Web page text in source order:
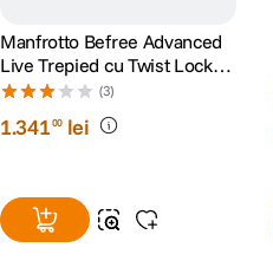
Manfrotto Befree Advanced
Live Trepied cu Twist Locks
si Cap Video(3)
1.34100 lei